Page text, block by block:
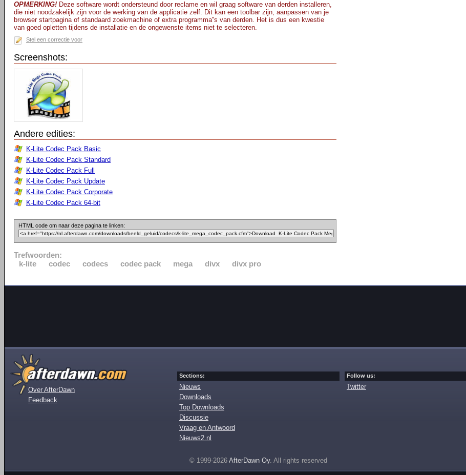
OPMERKING! Deze software wordt ondersteund door reclame en wil graag software van derden installeren,
die niet noodzakelijk zijn voor de werking van de applicatie zelf. Dit kan een toolbar zijn, aanpassen van je
browser startpagina of standaard zoekmachine of extra programma''s van derden. Het is dus een kwestie
van goed opletten tijdens de installatie en de ongewenste items niet te selecteren.
Stel een correctie voor
Screenshots:
Andere edities:
K-Lite Codec Pack Basic
K-Lite Codec Pack Standard
K-Lite Codec Pack Full
K-Lite Codec Pack Update
K-Lite Codec Pack Corporate
K-Lite Codec Pack 64-bit
HTML code om naar deze pagina te linken:
Trefwoorden:
k-lite
codec codecs codec pack mega divx divx pro
Over AfterDawn
Feedback
Sections:
Nieuws
Downloads
Top Downloads
Discussie
Vraag en Antwoord
Nieuws2.nl
Follow us:
Twitter
© 1999-2026 AfterDawn Oy. All rights reserved